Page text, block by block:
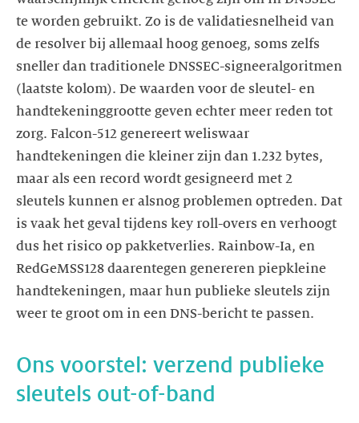
te worden gebruikt. Zo is de validatiesnelheid van
de resolver bij allemaal hoog genoeg, soms zelfs
sneller dan traditionele DNSSEC-signeeralgoritmen
(laatste kolom). De waarden voor de sleutel- en
handtekeninggrootte geven echter meer reden tot
zorg. Falcon-512 genereert weliswaar
handtekeningen die kleiner zijn dan 1.232 bytes,
maar als een record wordt gesigneerd met 2
sleutels kunnen er alsnog problemen optreden. Dat
is vaak het geval tijdens key roll-overs en verhoogt
dus het risico op pakketverlies. Rainbow-Ia, en
RedGeMSS128 daarentegen genereren piepkleine
handtekeningen, maar hun publieke sleutels zijn
weer te groot om in een DNS-bericht te passen.
Ons voorstel: verzend publieke
sleutels out-of-band